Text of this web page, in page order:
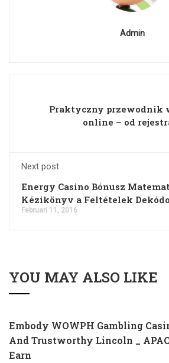
Admin
Praktyczny przewodnik
online – od
Next post
Energy Casino Bónusz
Kézikönyv a Feltételek
Februari 11, 2016
YOU MAY ALSO LIKE
Embody WOWPH Gambling
And Trustworthy Lincoln _
Earn